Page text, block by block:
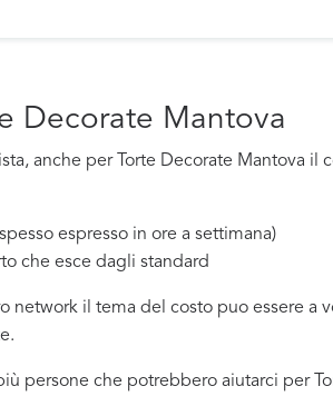
Decorate Mantova
anche per Torte Decorate Mantova il
espresso in ore a settimana)
che esce dagli standard
network il tema del costo puo essere
persone che potrebbero aiutarci per